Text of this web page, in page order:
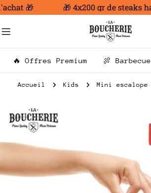
Aller
contenu
🎁 🎁 4x200 gr de steaks
🔥 Offres Premium 🍖 Barbecue
Accueil Kids Mini escalope
aux
informations
sur
produit